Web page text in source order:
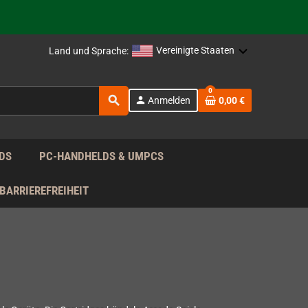
Land und Sprache: Vereinigte Staaten
search person Anmelden
0
0,00 €
PC-HANDHELDS & UMPCS